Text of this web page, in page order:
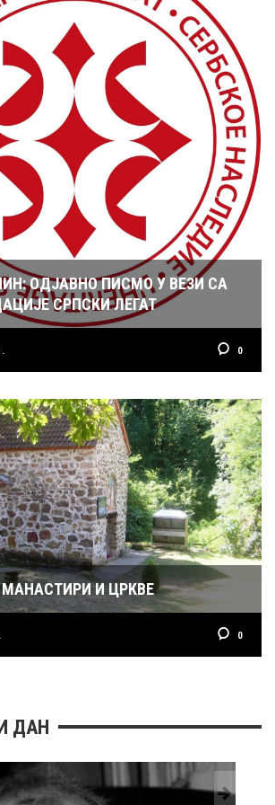
ОДЈАВНО ПИСМО У ВЕЗИ СА
СРПСКИ ЛЕГАТ
0
И ЦРКВЕ
0
ДАН